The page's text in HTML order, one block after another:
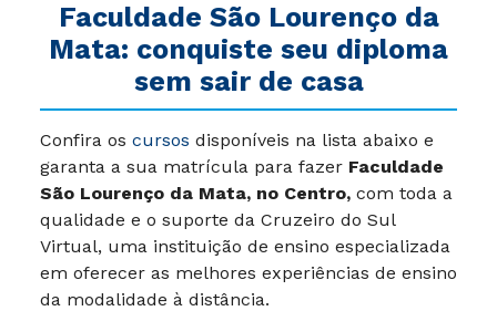
Faculdade São Lourenço da
Mata: conquiste seu diploma
sem sair de casa
Confira os cursos disponíveis na lista abaixo e
garanta a sua matrícula para fazer Faculdade
São Lourenço da Mata, no Centro, com toda a
qualidade e o suporte da Cruzeiro do Sul
Virtual, uma instituição de ensino especializada
em oferecer as melhores experiências de ensino
da modalidade à distância.